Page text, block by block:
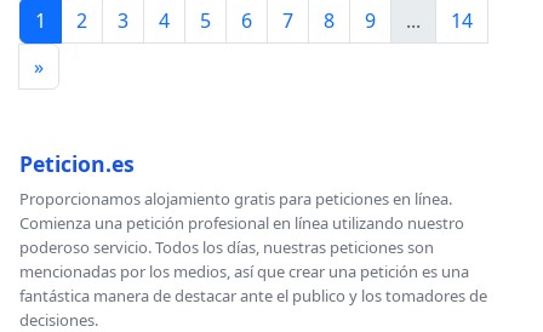
1 2 3 4 5 6 7 8 9 ...
14
»
Peticion.es
Proporcionamos alojamiento gratis para peticiones en línea.
Comienza una petición profesional en línea utilizando nuestro
poderoso servicio. Todos los días, nuestras peticiones son
mencionadas por los medios, así que crear una petición es una
fantástica manera de destacar ante el publico y los tomadores de
decisiones.